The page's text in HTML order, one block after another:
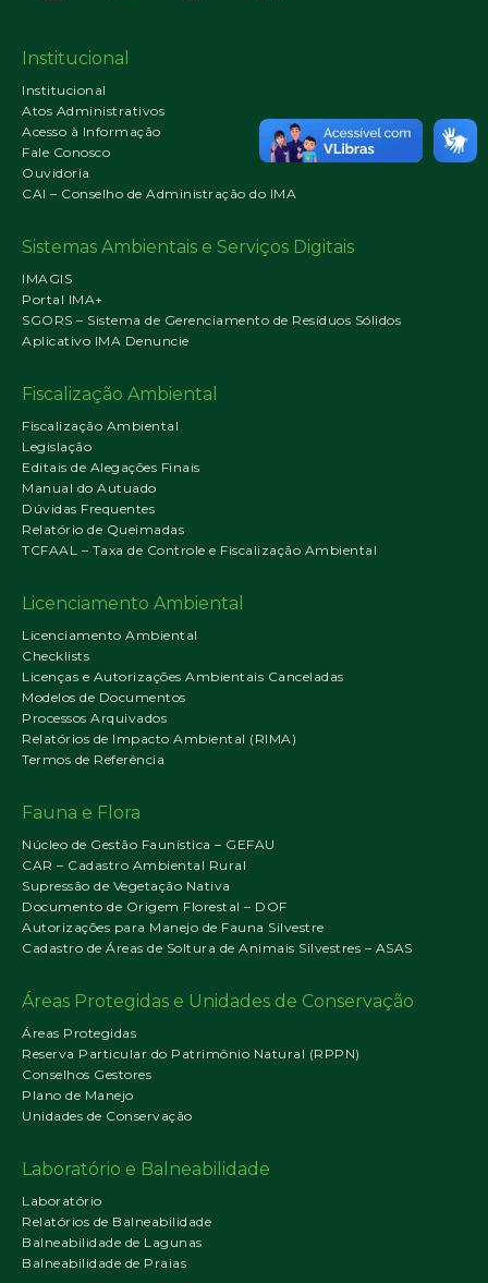
Institucional
Institucional
Atos Administrativos
Acesso à Informação
Fale Conosco
Ouvidoria
CAI – Conselho de Administração do IMA
Sistemas Ambientais e Serviços Digitais
IMAGIS
Portal IMA+
SGORS – Sistema de Gerenciamento de Resíduos Sólidos
Aplicativo IMA Denuncie
Fiscalização Ambiental
Fiscalização Ambiental
Legislação
Editais de Alegações Finais
Manual do Autuado
Dúvidas Frequentes
Relatório de Queimadas
TCFAAL – Taxa de Controle e Fiscalização Ambiental
Licenciamento Ambiental
Licenciamento Ambiental
Checklists
Licenças e Autorizações Ambientais Canceladas
Modelos de Documentos
Processos Arquivados
Relatórios de Impacto Ambiental (RIMA)
Termos de Referência
Fauna e Flora
Núcleo de Gestão Faunística – GEFAU
CAR – Cadastro Ambiental Rural
Supressão de Vegetação Nativa
Documento de Origem Florestal – DOF
Autorizações para Manejo de Fauna Silvestre
Cadastro de Áreas de Soltura de Animais Silvestres – ASAS
Áreas Protegidas e Unidades de Conservação
Áreas Protegidas
Reserva Particular do Patrimônio Natural (RPPN)
Conselhos Gestores
Plano de Manejo
Unidades de Conservação
Laboratório e Balneabilidade
Laboratório
Relatórios de Balneabilidade
Balneabilidade de Lagunas
Balneabilidade de Praias